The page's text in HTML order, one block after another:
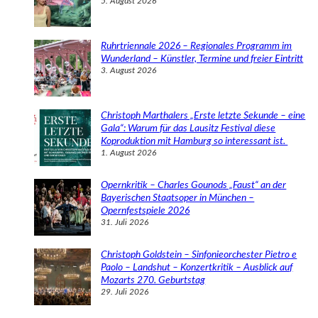
Ruhrtriennale 2026 – Regionales Programm im
Wunderland – Künstler, Termine und freier Eintritt
3. August 2026
Christoph Marthalers „Erste letzte Sekunde – eine
Gala“: Warum für das Lausitz Festival diese
Koproduktion mit Hamburg so interessant ist.
1. August 2026
Opernkritik – Charles Gounods „Faust“ an der
Bayerischen Staatsoper in München –
Opernfestspiele 2026
31. Juli 2026
Christoph Goldstein – Sinfonieorchester Pietro e
Paolo – Landshut – Konzertkritik – Ausblick auf
Mozarts 270. Geburtstag
29. Juli 2026